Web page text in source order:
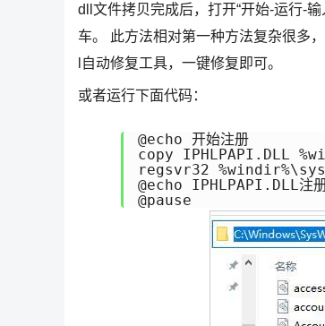
dll文件拷贝完成后，打开“开始-运行-
车。 此方法相对第一种方法复杂很多
l自动修复工具，一键修复即可。
或者运行下面代码：
@echo 开始注册
copy IPHLPAPI.DLL
regsvr32
@echo IPHLPAPI.DLL注
@pause